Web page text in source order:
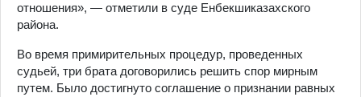
отношения», — отметили в суде Енбекшиказахского
района.
Во время примирительных процедур, проведенных
судьей, три брата договорились решить спор мирным
путем. Было достигнуто соглашение о признании равных